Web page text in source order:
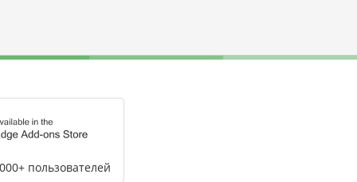
пользователей